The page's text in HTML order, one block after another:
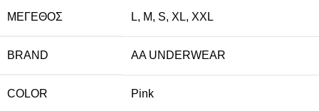
ΜΈΓΕΘΟΣ L, M, S, XL, XXL
BRAND AA UNDERWEAR
COLOR Pink